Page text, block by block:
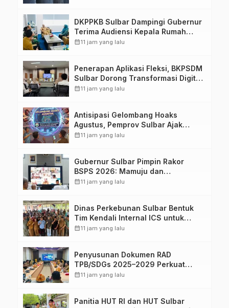
DKPPKB Sulbar Dampingi Gubernur
Terima Audiensi Kepala Rumah
Sakit TK. III Punggawa Malolo
calendar_month11 jam yang lalu
Penerapan Aplikasi Fleksi, BKPSDM
Sulbar Dorong Transformasi Digital
Sistem Kehadiran ASN
calendar_month11 jam yang lalu
Antisipasi Gelombang Hoaks
Agustus, Pemprov Sulbar Ajak
Warga Jaga Ruang Digital
calendar_month11 jam yang lalu
Gubernur Sulbar Pimpin Rakor
BSPS 2026: Mamuju dan
Pasangkayu Masih Nol Realisasi
calendar_month11 jam yang lalu
Dinas Perkebunan Sulbar Bentuk
Tim Kendali Internal ICS untuk
Dukung Sertifikasi ISPO Pekebun di
calendar_month11 jam yang lalu
Penyusunan Dokumen RAD
TPB/SDGs 2025–2029 Perkuat
Arah Pembangunan Berkelanjutan
calendar_month11 jam yang lalu
Panitia HUT RI dan HUT Sulbar